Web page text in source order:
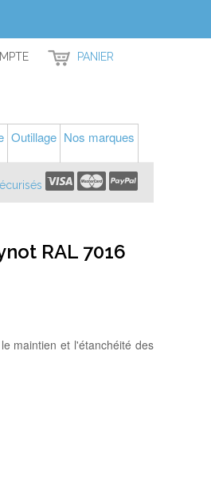
PANIER
Outillage Nos marques
RAL 7016
maintien et l'étanchéité des